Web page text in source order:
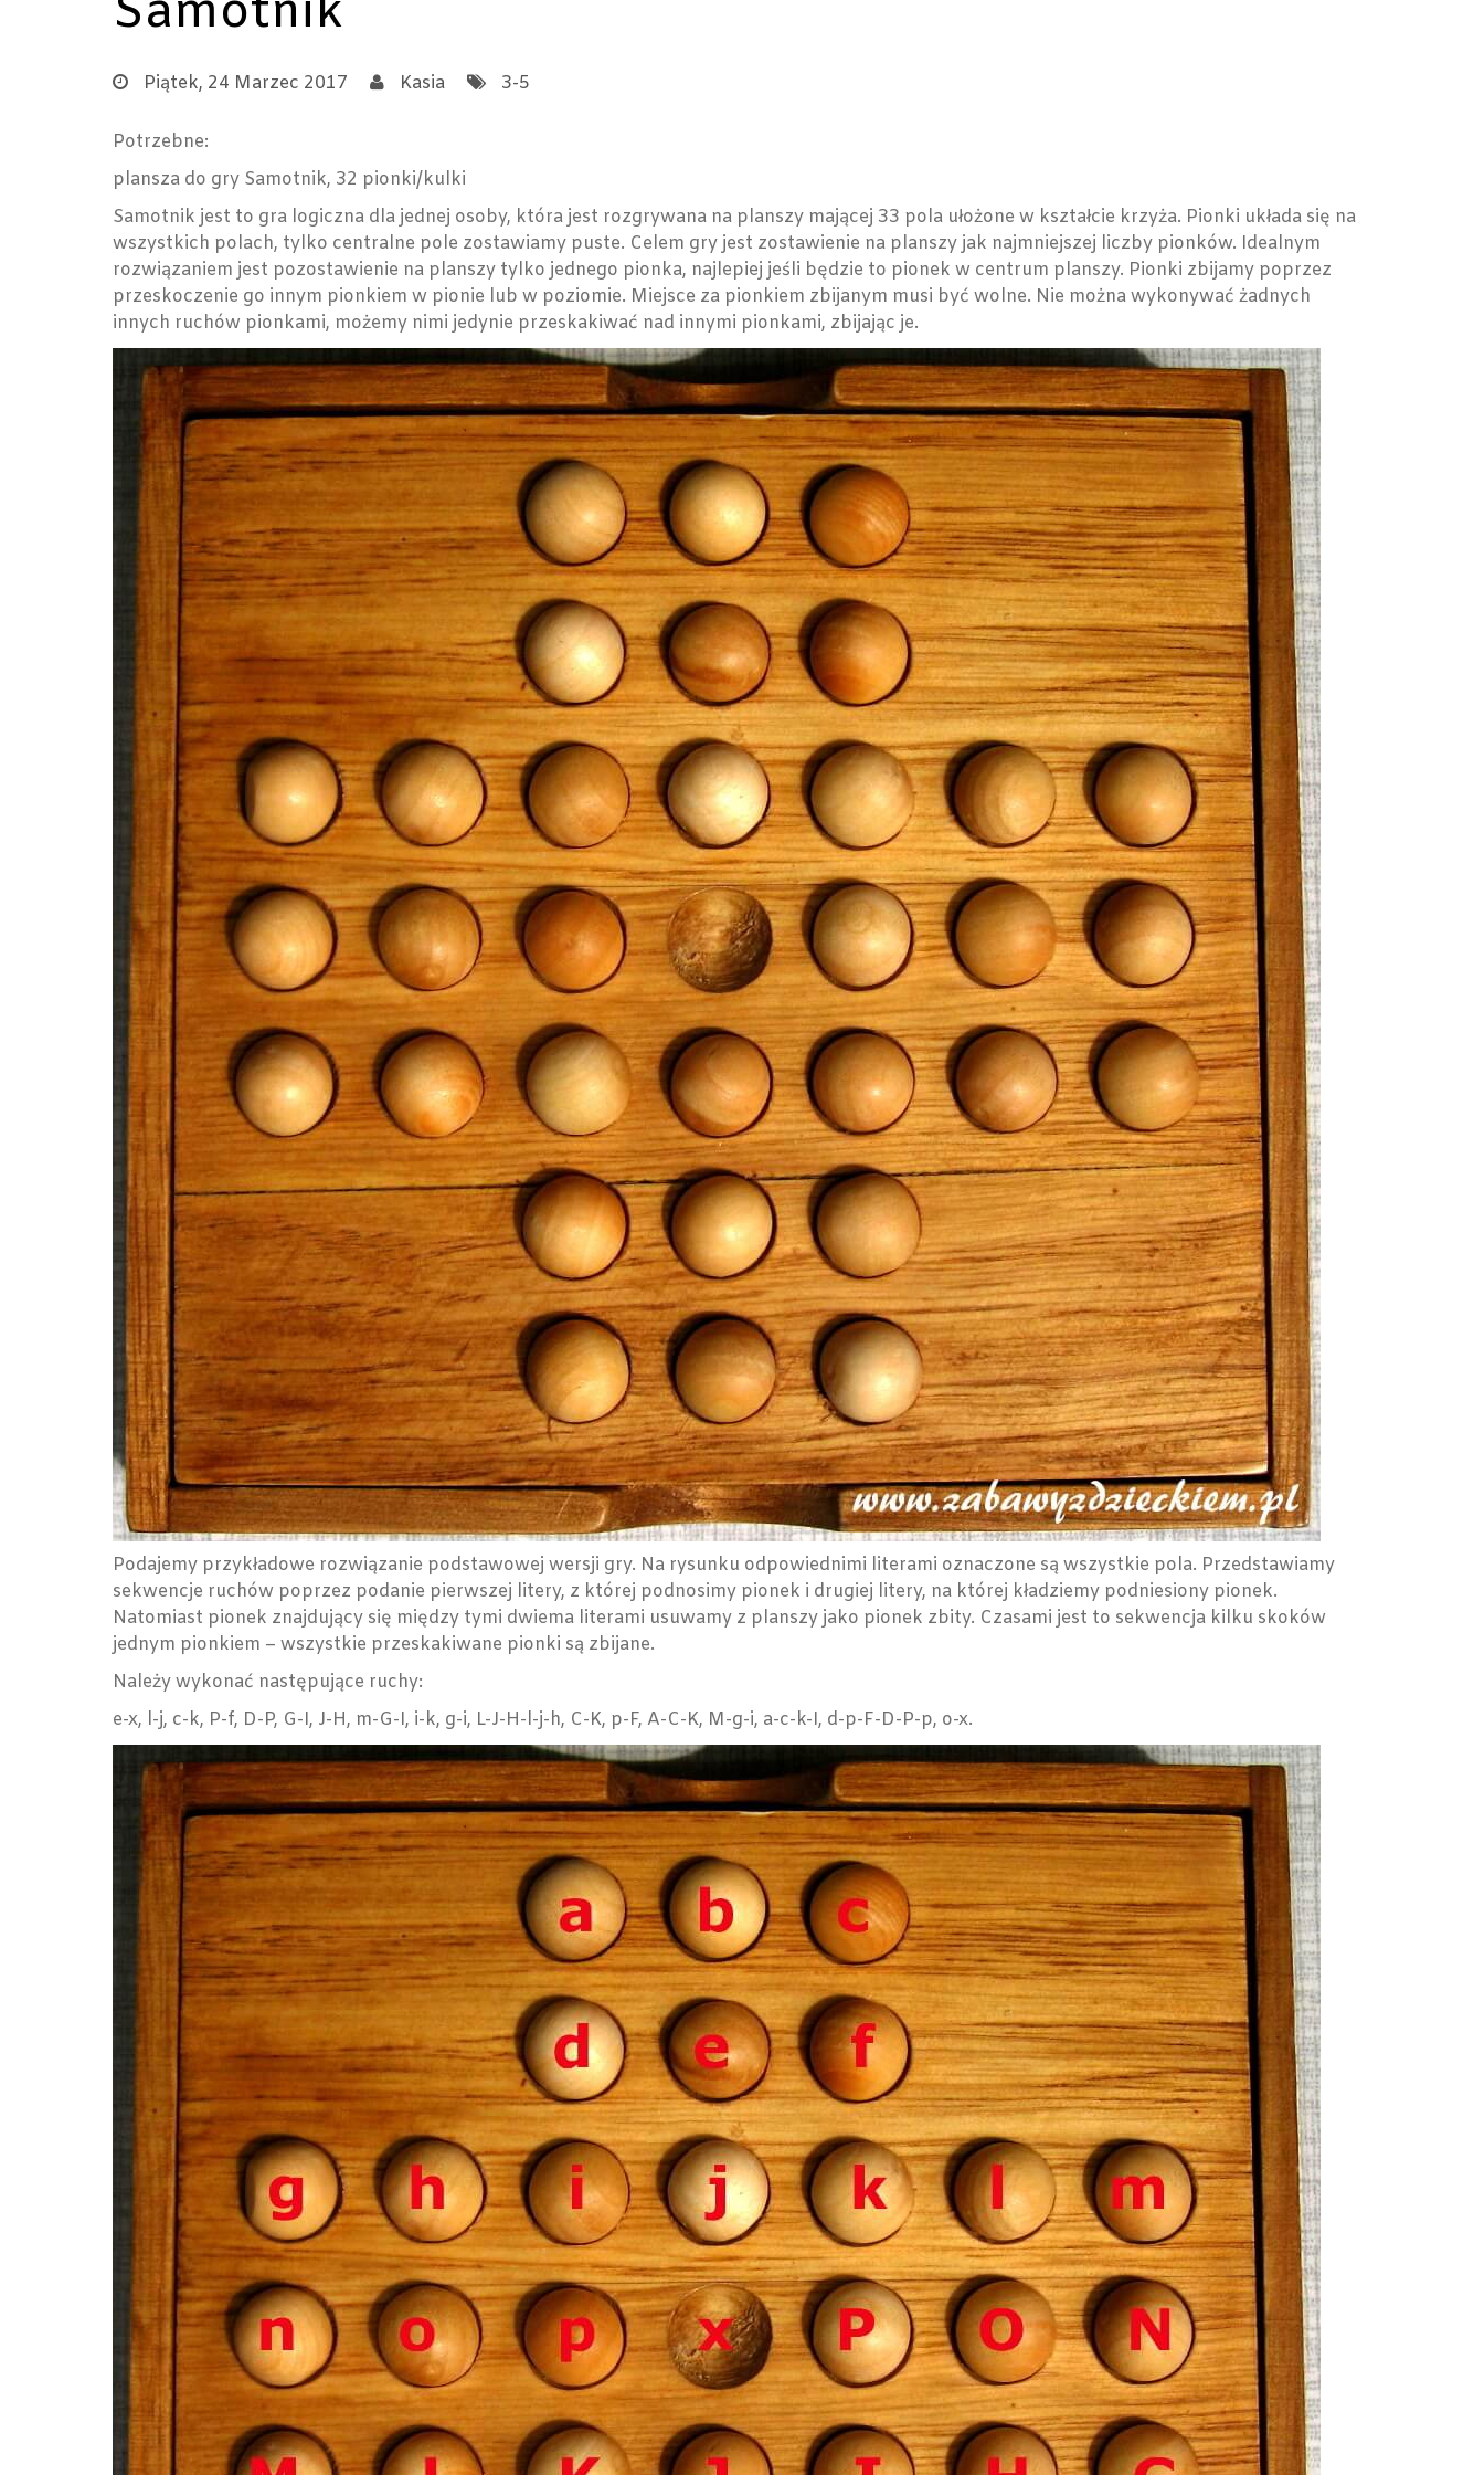
Samotnik
Piątek, 24 Marzec 2017 Kasia 3-5
Potrzebne:
plansza do gry Samotnik, 32 pionki/kulki
Samotnik jest to gra logiczna dla jednej osoby, która jest rozgrywana na planszy mającej 33 pola ułożone w kształcie krzyża. Pionki układa się na
wszystkich polach, tylko centralne pole zostawiamy puste. Celem gry jest zostawienie na planszy jak najmniejszej liczby pionków. Idealnym
rozwiązaniem jest pozostawienie na planszy tylko jednego pionka, najlepiej jeśli będzie to pionek w centrum planszy. Pionki zbijamy poprzez
przeskoczenie go innym pionkiem w pionie lub w poziomie. Miejsce za pionkiem zbijanym musi być wolne. Nie można wykonywać żadnych
innych ruchów pionkami, możemy nimi jedynie przeskakiwać nad innymi pionkami, zbijając je.
Podajemy przykładowe rozwiązanie podstawowej wersji gry. Na rysunku odpowiednimi literami oznaczone są wszystkie pola. Przedstawiamy
sekwencje ruchów poprzez podanie pierwszej litery, z której podnosimy pionek i drugiej litery, na której kładziemy podniesiony pionek.
Natomiast pionek znajdujący się między tymi dwiema literami usuwamy z planszy jako pionek zbity. Czasami jest to sekwencja kilku skoków
jednym pionkiem – wszystkie przeskakiwane pionki są zbijane.
Należy wykonać następujące ruchy:
e-x, l-j, c-k, P-f, D-P, G-I, J-H, m-G-I, i-k, g-i, L-J-H-l-j-h, C-K, p-F, A-C-K, M-g-i, a-c-k-I, d-p-F-D-P-p, o-x.